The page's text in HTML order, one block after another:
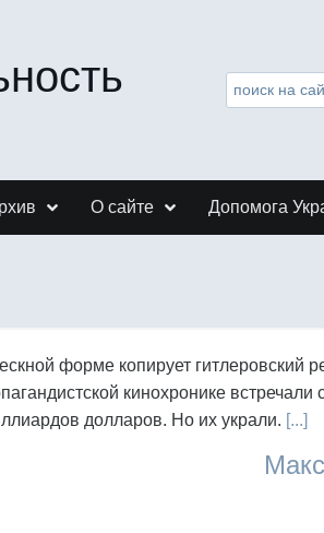
О сайте Допомога
форме копирует гитлеровский
кинохронике встречали
долларов. Но их украли. [...]